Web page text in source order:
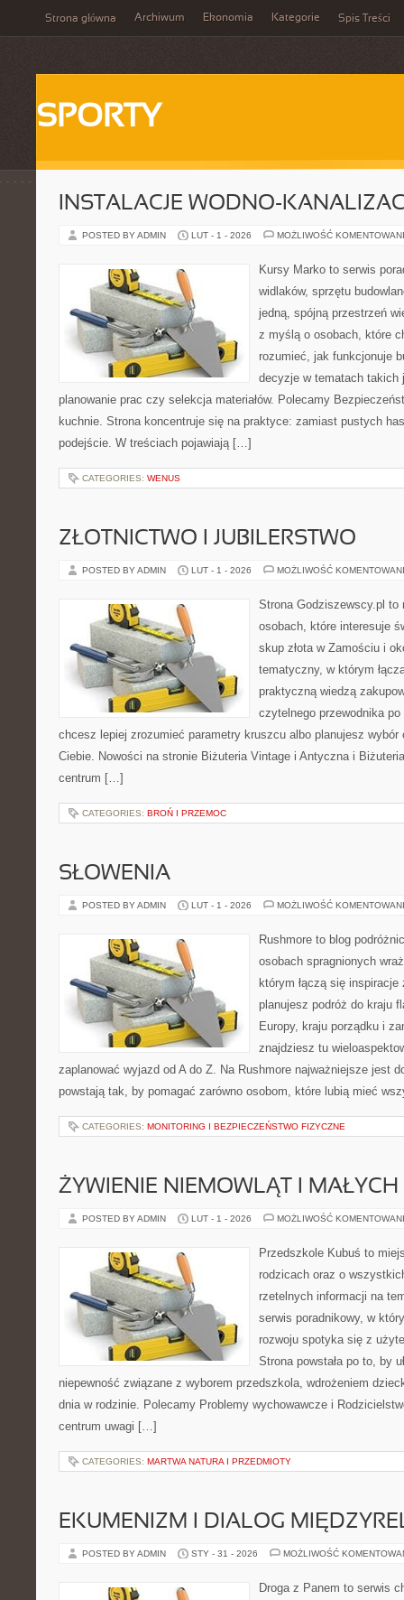
Strona główna Archiwum Ekonomia Kategorie Spis Treści
SPORTY
INSTALACJE WODNO-
POSTED BY ADMIN LUT - 1 - 2026 MOŻLIWOŚĆ
Kursy Marko to serwis
widlaków, sprzętu
jedną, spójną przestrzeń
z myślą o osobach, które
rozumieć, jak funkcjonuje
decyzje w tematach takich
planowanie prac czy selekcja materiałów. Polecamy
kuchnie. Strona koncentruje się na praktyce: zamiast pustych
podejście. W treściach pojawiają […]
CATEGORIES: WENUS
ZŁOTNICTWO I JUBILERSTWO
POSTED BY ADMIN LUT - 1 - 2026 MOŻLIWOŚĆ
Strona Godziszewscy.pl
osobach, które interesuje
skup złota w Zamościu i
tematyczny, w którym
praktyczną wiedzą
czytelnego przewodnika
chcesz lepiej zrozumieć parametry kruszcu albo planujesz
Ciebie. Nowości na stronie Biżuteria Vintage i Antyczna i
centrum […]
CATEGORIES: BROŃ I PRZEMOC
SŁOWENIA
POSTED BY ADMIN LUT - 1 - 2026 MOŻLIWOŚĆ
Rushmore to blog
osobach spragnionych
którym łączą się
planujesz podróż do kraju
Europy, kraju porządku i
znajdziesz tu
zaplanować wyjazd od A do Z. Na Rushmore najważniejsze jest
powstają tak, by pomagać zarówno osobom, które lubią mieć
CATEGORIES: MONITORING I BEZPIECZEŃSTWO FIZYCZNE
ŻYWIENIE NIEMOWLĄT I MAŁYCH
POSTED BY ADMIN LUT - 1 - 2026 MOŻLIWOŚĆ
Przedszkole Kubuś to
rodzicach oraz o
rzetelnych informacji na
serwis poradnikowy, w
rozwoju spotyka się z
Strona powstała po to, by
niepewność związane z wyborem przedszkola, wdrożeniem
dnia w rodzinie. Polecamy Problemy wychowawcze i
centrum uwagi […]
CATEGORIES: MARTWA NATURA I PRZEDMIOTY
EKUMENIZM I DIALOG
POSTED BY ADMIN STY - 31 - 2026 MOŻLIWOŚĆ
Droga z Panem to serwis